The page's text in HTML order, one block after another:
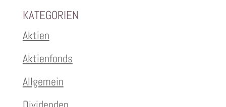
KATEGORIEN
Aktien
Aktienfonds
Allgemein